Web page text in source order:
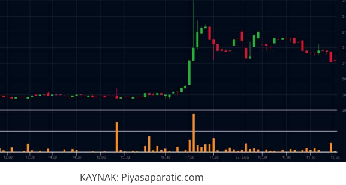
KAYNAK: Piyasaparatic.com